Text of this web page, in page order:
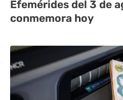
Efemérides del 3 de
conmemora hoy